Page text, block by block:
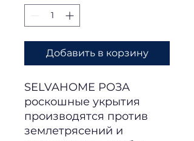
Добавить в корзину
SELVAHOME РОЗА
роскошные укрытия
производятся против
землетрясений и